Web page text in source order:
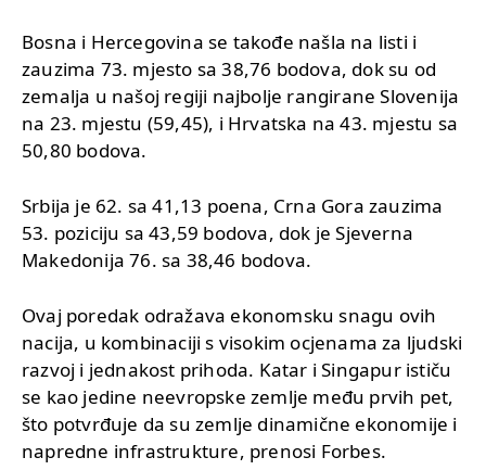
Bosna i Hercegovina se takođe našla na listi i
zauzima 73. mjesto sa 38,76 bodova, dok su od
zemalja u našoj regiji najbolje rangirane Slovenija
na 23. mjestu (59,45), i Hrvatska na 43. mjestu sa
50,80 bodova.
Srbija je 62. sa 41,13 poena, Crna Gora zauzima
53. poziciju sa 43,59 bodova, dok je Sjeverna
Makedonija 76. sa 38,46 bodova.
Ovaj poredak odražava ekonomsku snagu ovih
nacija, u kombinaciji s visokim ocjenama za ljudski
razvoj i jednakost prihoda. Katar i Singapur ističu
se kao jedine neevropske zemlje među prvih pet,
što potvrđuje da su zemlje dinamične ekonomije i
napredne infrastrukture, prenosi Forbes.